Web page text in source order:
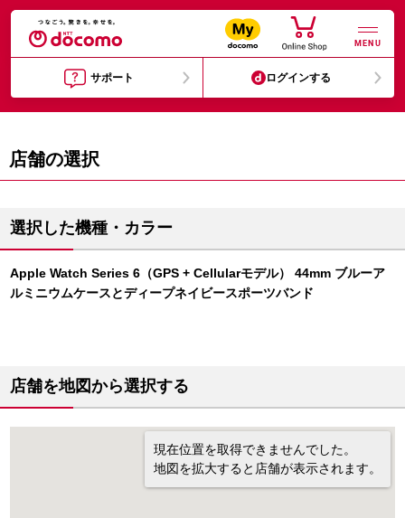
MENU
サポート ログインする
店舗の選択
選択した機種・カラー
Apple Watch Series 6（GPS + Cellularモデル） 44mm ブルーア
ルミニウムケースとディープネイビースポーツバンド
店舗を地図から選択する
現在位置を取得できませんでした。
地図を拡大すると店舗が表示されます。